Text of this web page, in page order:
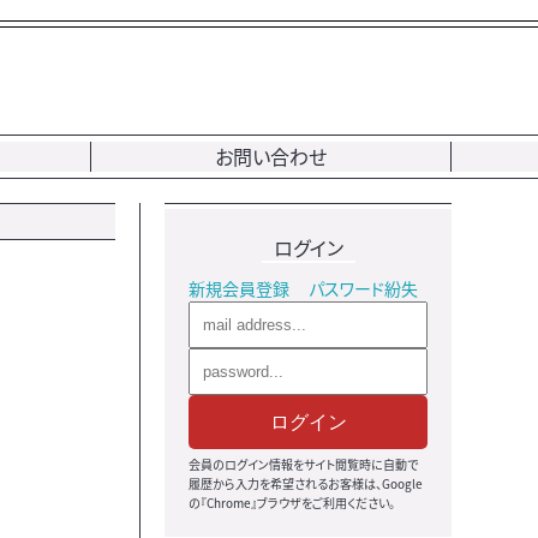
お問い合わせ
ログイン
新規会員登録 パスワード紛失
ログイン
会員のログイン情報をサイト閲覧時に自動で
履歴から入力を希望されるお客様は、Google
の『Chrome』ブラウザをご利用ください。